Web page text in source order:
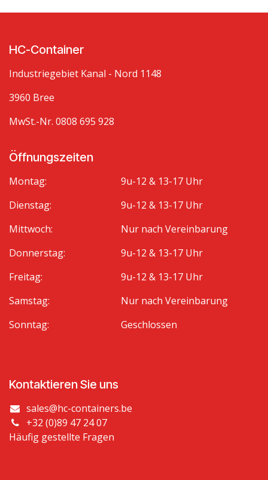
HC-Container
Industriegebiet Kanal - Nord 1148
3960 Bree
MwSt.-Nr. 0808 695 928
Öffnungszeiten
Montag:
Dienstag:
Mittwoch:
Donnerstag:
Freitag:
Samstag:
Sonntag:
9u-12 & 13-17 Uhr
9u-12 & 13-17 Uhr
Nur nach Vereinbarung
9u-12 & 13-17 Uhr
9u-12 & 13-17 Uhr
Nur nach Vereinbarung
Geschlossen
Kontaktieren Sie uns
sales@hc-containers.be
+32 (0)89 47 24 07
Häufig gestellte Fragen